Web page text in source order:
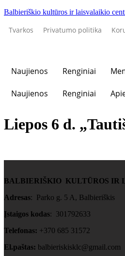
Balbieriškio kultūros ir laisvalaikio
Tvarkos Privatumo politika
Naujienos Renginiai
Naujienos Renginiai
Liepos 6 d.
BALBIERIŠKIO KULTŪROS IR
Adresas: Parko g. 5 A, Balbieriškis
Įstaigos kodas: 301792633
Telefonas: +370 685 31572
El.paštas: balbieriskisklc@gmail.com